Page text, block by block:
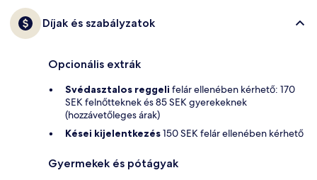
Díjak és szabályzatok
Opcionális extrák
Svédasztalos reggeli felár ellenében kérhető: 170
SEK felnőtteknek és 85 SEK gyerekeknek
(hozzávetőleges árak)
Kései kijelentkezés150 SEK felár ellenében kérhető
Gyermekek és pótágyak